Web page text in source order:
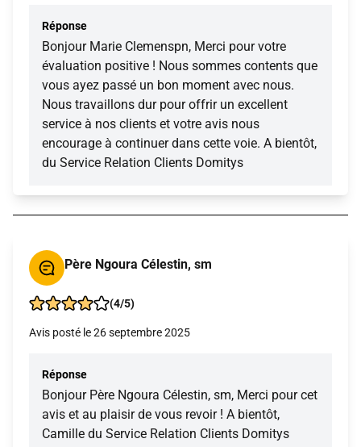
Réponse
Bonjour Marie Clemenspn, Merci pour votre
évaluation positive ! Nous sommes contents que
vous ayez passé un bon moment avec nous.
Nous travaillons dur pour offrir un excellent
service à nos clients et votre avis nous
encourage à continuer dans cette voie. A bientôt,
du Service Relation Clients Domitys
Père Ngoura Célestin, sm
(4/5)
Avis posté le 26 septembre 2025
Réponse
Bonjour Père Ngoura Célestin, sm, Merci pour cet
avis et au plaisir de vous revoir ! A bientôt,
Camille du Service Relation Clients Domitys